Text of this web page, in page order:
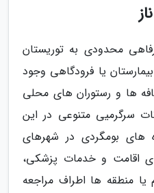
محدودی به توریستان
یا فرودگاهی وجود
کافه ها و رستوران های محلی
سرگرمیی متنوعی در این
های بومگردی در شهرهای
اقامت و خدمات پزشکی،
یا منطقه ها اطراف مراجعه